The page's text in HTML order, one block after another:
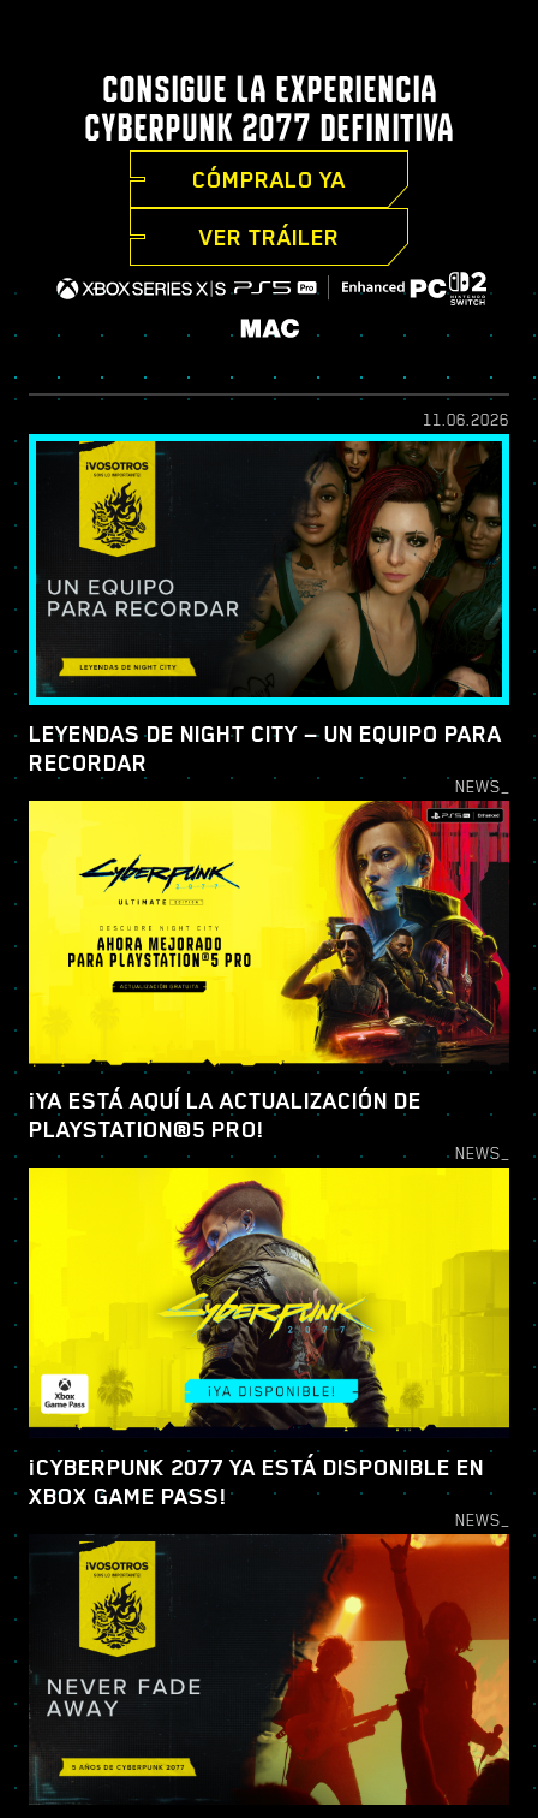
CONSIGUE LA EXPERIENCIA
CYBERPUNK 2077 DEFINITIVA
CÓMPRALO YA
VER TRÁILER
11.06.2026
LEYENDAS DE NIGHT CITY — UN EQUIPO PARA
RECORDAR
NEWS_
¡YA ESTÁ AQUÍ LA ACTUALIZACIÓN DE
PLAYSTATION®5 PRO!
NEWS_
¡CYBERPUNK 2077 YA ESTÁ DISPONIBLE EN
XBOX GAME PASS!
NEWS_